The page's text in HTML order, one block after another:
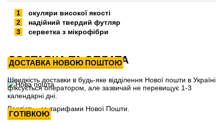
окуляри високої якості
надійний твердий футляр
серветка з мікрофібри
ДОСТАВКА ТА ОПЛАТА
ДОСТАВКА НОВОЮ ПОШТОЮ
Швидкість доставки в будь-яке відділення Нової пошти в Україні
фіксується оператором, але зазвичай не перевищує 1-3
календарні дні.
Вартість - за тарифами Нової Пошти.
ГОТІВКОЮ